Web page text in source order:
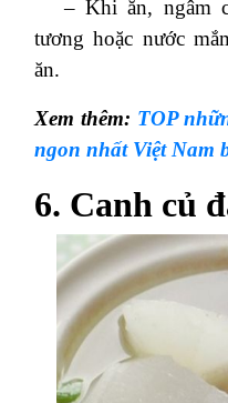
– Khi ăn, ngâm
tương hoặc nước
ăn.
Xem thêm: TOP
ngon nhất Việt Nam
6. Canh củ